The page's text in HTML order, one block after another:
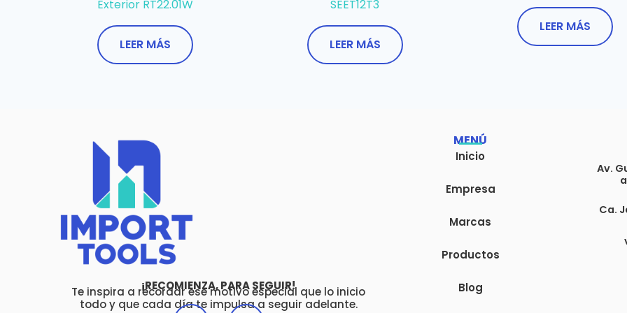
Exterior RT22.01W
LEER MÁS
SEET12T3
LEER MÁS
LEER MÁS
¡RECOMIENZA, PARA SEGUIR!
Te inspira a recordar ese motivo especial que lo inicio
todo y que cada día te impulsa a seguir adelante.
MENÚ
Inicio
Empresa
Marcas
Productos
Blog
Av.
Ca.